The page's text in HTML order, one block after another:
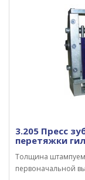
3.205 Пресс
перетяжки
Толщина
первоначальной